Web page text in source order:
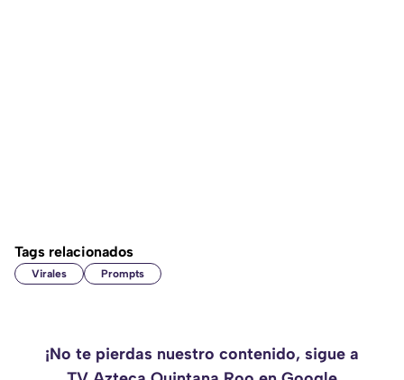
Tags relacionados
Virales Prompts
¡No te pierdas nuestro contenido, sigue a